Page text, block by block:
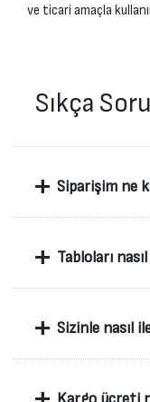
ve ticari amaçla
Sıkça
+ Siparişim ne
+ Tabloları
+ Sizinle nasıl